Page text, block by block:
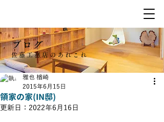
ブログ
佐藤工務店のあれこれ
領家の家(IN邸)
雅也 楢崎
2015年6月15日
更新日： 2022年6月16日